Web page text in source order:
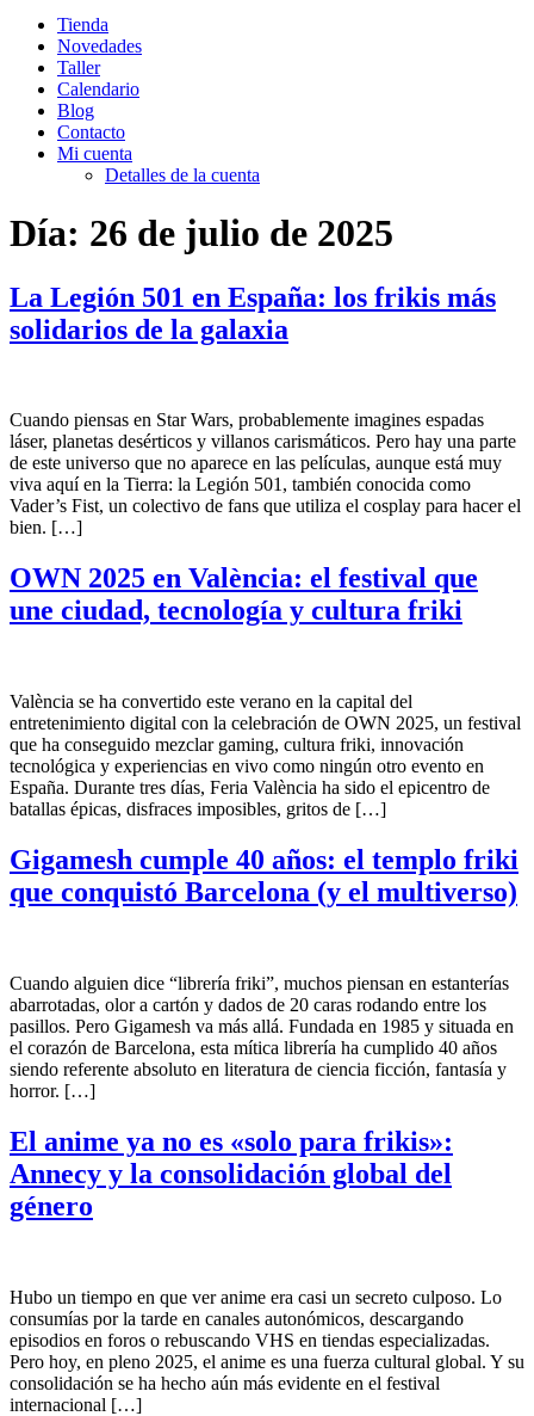
Tienda
Novedades
Taller
Calendario
Blog
Contacto
Mi cuenta
Detalles de la cuenta
Día: 26 de julio de 2025
La Legión 501 en España: los frikis más
solidarios de la galaxia
Cuando piensas en Star Wars, probablemente imagines espadas
láser, planetas desérticos y villanos carismáticos. Pero hay una parte
de este universo que no aparece en las películas, aunque está muy
viva aquí en la Tierra: la Legión 501, también conocida como
Vader’s Fist, un colectivo de fans que utiliza el cosplay para hacer el
bien. […]
OWN 2025 en València: el festival que
une ciudad, tecnología y cultura friki
València se ha convertido este verano en la capital del
entretenimiento digital con la celebración de OWN 2025, un festival
que ha conseguido mezclar gaming, cultura friki, innovación
tecnológica y experiencias en vivo como ningún otro evento en
España. Durante tres días, Feria València ha sido el epicentro de
batallas épicas, disfraces imposibles, gritos de […]
Gigamesh cumple 40 años: el templo friki
que conquistó Barcelona (y el multiverso)
Cuando alguien dice “librería friki”, muchos piensan en estanterías
abarrotadas, olor a cartón y dados de 20 caras rodando entre los
pasillos. Pero Gigamesh va más allá. Fundada en 1985 y situada en
el corazón de Barcelona, esta mítica librería ha cumplido 40 años
siendo referente absoluto en literatura de ciencia ficción, fantasía y
horror. […]
El anime ya no es «solo para frikis»:
Annecy y la consolidación global del
género
Hubo un tiempo en que ver anime era casi un secreto culposo. Lo
consumías por la tarde en canales autonómicos, descargando
episodios en foros o rebuscando VHS en tiendas especializadas.
Pero hoy, en pleno 2025, el anime es una fuerza cultural global. Y su
consolidación se ha hecho aún más evidente en el festival
internacional […]